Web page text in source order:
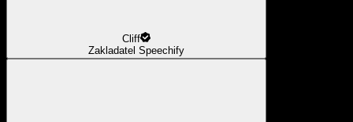
Cliff
Zakladatel Speechify